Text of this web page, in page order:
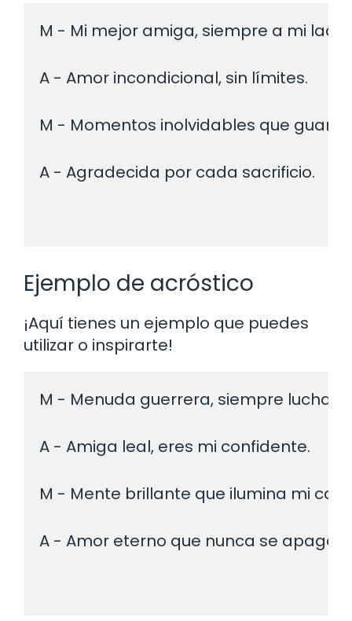
M - Mi mejor amiga, siempre a mi lado.
A - Amor incondicional, sin límites.
M - Momentos inolvidables que
A - Agradecida por cada sacrificio.
Ejemplo de acróstico
¡Aquí tienes un ejemplo que puedes
utilizar o inspirarte!
M - Menuda guerrera, siempre
A - Amiga leal, eres mi confidente.
M - Mente brillante que ilumina mi
A - Amor eterno que nunca se apaga.